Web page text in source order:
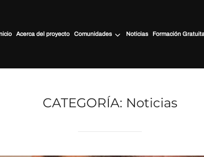
Acerca del proyecto Comunidades Noticias Formación
CATEGORÍA: Noticias